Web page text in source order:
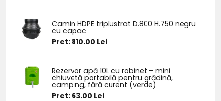
Camin HDPE triplustrat D.800 H.750 negru
cu capac
Pret: 810.00 Lei
Rezervor apă 10L cu robinet – mini
chiuvetă portabilă pentru grădină,
camping, fără curent (verde)
Pret: 63.00 Lei